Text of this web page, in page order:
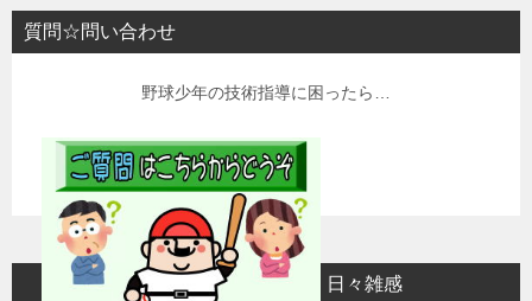
質問☆問い合わせ
野球少年の技術指導に困ったら…
日々雑感